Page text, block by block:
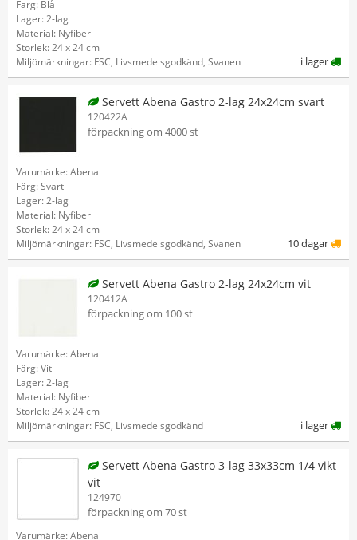
Färg: Blå
Lager: 2-lag
Material: Nyfiber
Storlek: 24 x 24 cm
Miljömärkningar: FSC, Livsmedelsgodkänd, Svanen
i lager
Servett Abena Gastro 2-lag 24x24cm svart
120422A
förpackning om 4000 st
Varumärke: Abena
Färg: Svart
Lager: 2-lag
Material: Nyfiber
Storlek: 24 x 24 cm
Miljömärkningar: FSC, Livsmedelsgodkänd, Svanen
10 dagar
Servett Abena Gastro 2-lag 24x24cm vit
120412A
förpackning om 100 st
Varumärke: Abena
Färg: Vit
Lager: 2-lag
Material: Nyfiber
Storlek: 24 x 24 cm
Miljömärkningar: FSC, Livsmedelsgodkänd
i lager
Servett Abena Gastro 3-lag 33x33cm 1/4 vikt
vit
124970
förpackning om 70 st
Varumärke: Abena